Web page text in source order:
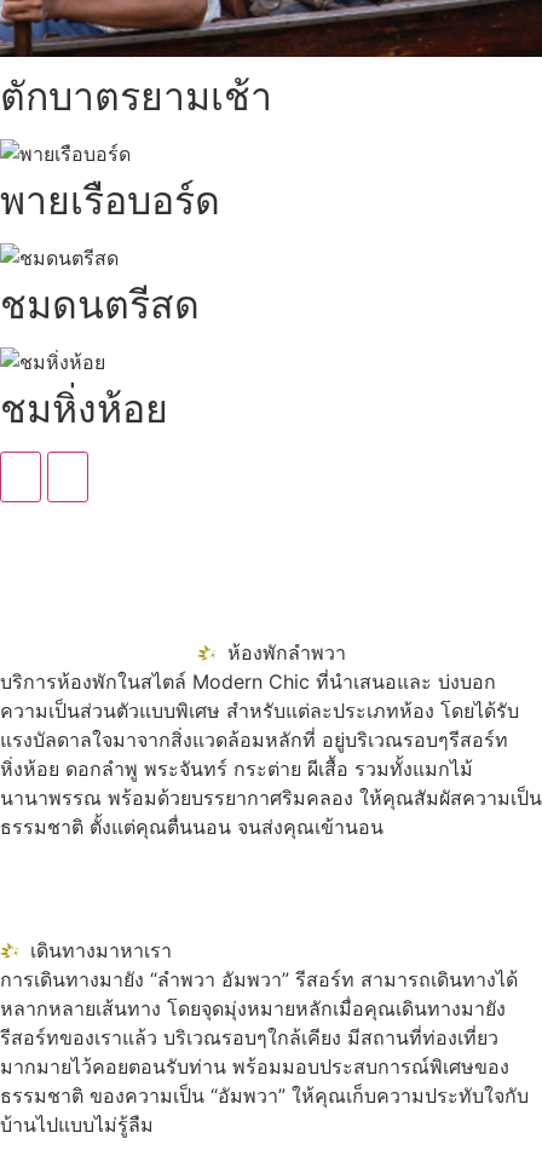
ตักบาตรยามเช้า
พายเรือบอร์ด
ชมดนตรีสด
ชมหิ่งห้อย
ห้องพักลำพวา
บริการห้องพักในสไตล์ Modern Chic ที่นำเสนอและ บ่งบอก
ความเป็นส่วนตัวแบบพิเศษ สำหรับแต่ละประเภทห้อง โดยได้รับ
แรงบัลดาลใจมาจากสิ่งแวดล้อมหลักที่ อยู่บริเวณรอบๆรีสอร์ท
หิ่งห้อย ดอกลำพู พระจันทร์ กระต่าย ผีเสื้อ รวมทั้งแมกไม้
นานาพรรณ พร้อมด้วยบรรยากาศริมคลอง ให้คุณสัมผัสความเป็น
ธรรมชาติ ตั้งแต่คุณตื่นนอน จนส่งคุณเข้านอน
เดินทางมาหาเรา
การเดินทางมายัง “ลำพวา อัมพวา” รีสอร์ท สามารถเดินทางได้
หลากหลายเส้นทาง โดยจุดมุ่งหมายหลักเมื่อคุณเดินทางมายัง
รีสอร์ทของเราแล้ว บริเวณรอบๆใกล้เคียง มีสถานที่ท่องเที่ยว
มากมายไว้คอยตอนรับท่าน พร้อมมอบประสบการณ์พิเศษของ
ธรรมชาติ ของความเป็น “อัมพวา” ให้คุณเก็บความประทับใจกับ
บ้านไปแบบไม่รู้ลืม